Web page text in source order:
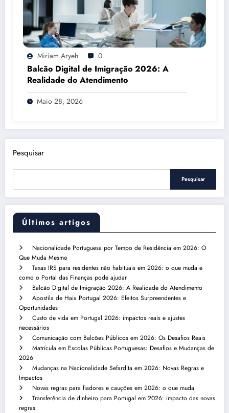
Miriam Aryeh 0
Balcão Digital de Imigração 2026: A
Realidade do Atendimento
Maio 28, 2026
Pesquisar
Pesquisar
Últimos artigos
Nacionalidade Portuguesa por Tempo de Residência em 2026: O
Que Muda Mesmo
Taxas IRS para residentes não habituais em 2026: o que muda e
como o Portal das Finanças pode ajudar
Balcão Digital de Imigração 2026: A Realidade do Atendimento
Apostila de Haia Portugal 2026: Efeitos Surpreendentes e
Oportunidades
Custo de vida em Portugal 2026: impactos reais e ajustes
necessários
Comunicação com Balcões Públicos em 2026: Os Desafios Reais
Matrícula em Escolas Públicas Portuguesas: Desafios e Mudanças de
2026
Mudanças na Nacionalidade Sefardita em 2026: Novas Regras e
Impactos
Novas regras para fiadores e cauções em 2026: o que muda
Transferência de dinheiro para Portugal em 2026: impacto das novas
regras